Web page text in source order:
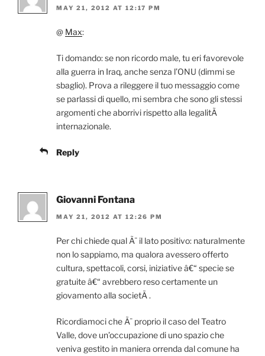
MAY 21, 2012 AT 12:17 PM
@ Max:
Ti domando: se non ricordo male, tu eri favorevole
alla guerra in Iraq, anche senza l’ONU (dimmi se
sbaglio). Prova a rileggere il tuo messaggio come
se parlassi di quello, mi sembra che sono gli stessi
argomenti che aborrivi rispetto alla legalitÃ
internazionale.
Reply
Giovanni Fontana
MAY 21, 2012 AT 12:26 PM
Per chi chiede qual Ã¨ il lato positivo: naturalmente
non lo sappiamo, ma qualora avessero offerto
cultura, spettacoli, corsi, iniziative â€“ specie se
gratuite â€“ avrebbero reso certamente un
giovamento alla societÃ .
Ricordiamoci che Ã¨ proprio il caso del Teatro
Valle, dove un’occupazione di uno spazio che
veniva gestito in maniera orrenda dal comune ha